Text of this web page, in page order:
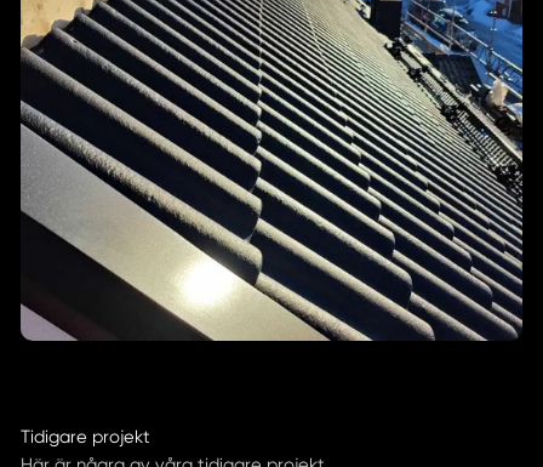
Tidigare projekt